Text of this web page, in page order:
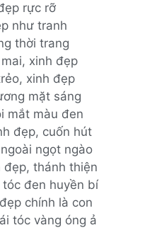
rực rỡ
như tranh
thời trang
xinh đẹp
xinh đẹp
mặt sáng
mắt màu đen
đẹp, cuốn hút
ngọt ngào
đẹp, thánh thiện
tóc đen huyền bí
chính là con
tóc vàng óng ả